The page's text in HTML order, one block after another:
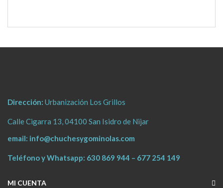
Dirección: Urbanización Los Grillos
Calle Cigarra 13, 04100 San Isidro de Nijar
email: info@chuchesygominolas.com
Teléfono y Whatsapp: 630 869 944 – 677 254 149
MI CUENTA